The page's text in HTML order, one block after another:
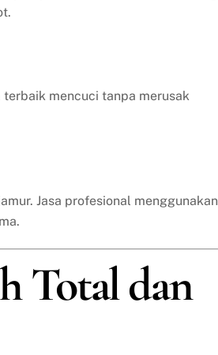
mencuci tanpa merusak
Jasa profesional menggunakan
Total dan